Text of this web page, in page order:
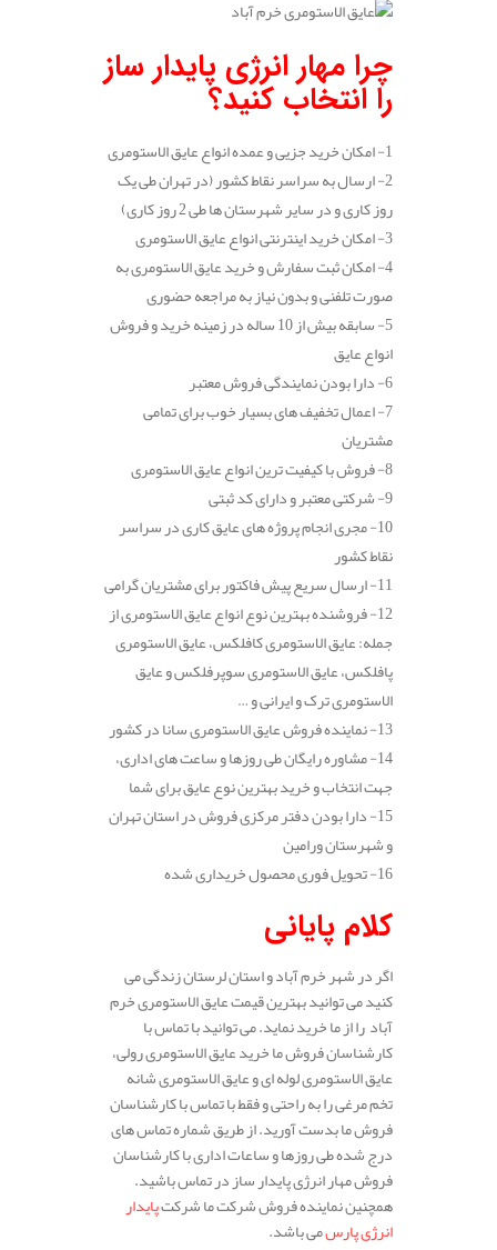
چرا مهار انرژی پایدار ساز
را انتخاب کنید؟
1- امکان خرید جزیی و عمده انواع عایق الاستومری
2- ارسال به سراسر نقاط کشور (در تهران طی یک
روز کاری و در سایر شهرستان ها طی 2 روز کاری)
3- امکان خرید اینترنتی انواع عایق الاستومری
4- امکان ثبت سفارش و خرید عایق الاستومری به
صورت تلفنی و بدون نیاز به مراجعه حضوری
5- سابقه بیش از 10 ساله در زمینه خرید و فروش
انواع عایق
6- دارا بودن نمایندگی فروش معتبر
7- اعمال تخفیف های بسیار خوب برای تمامی
مشتریان
8- فروش با کیفیت ترین انواع عایق الاستومری
9- شرکتی معتبر و دارای کد ثبتی
10- مجری انجام پروژه های عایق کاری در سراسر
نقاط کشور
11- ارسال سریع پیش فاکتور برای مشتریان گرامی
12- فروشنده بهترین نوع انواع عایق الاستومری از
جمله: عایق الاستومری کافلکس، عایق الاستومری
پافلکس، عایق الاستومری سوپرفلکس و عایق
الاستومری ترک و ایرانی و …
13- نماینده فروش عایق الاستومری سانا در کشور
14- مشاوره رایگان طی روزها و ساعت های اداری،
جهت انتخاب و خرید بهترین نوع عایق برای شما
15- دارا بودن دفتر مرکزی فروش در استان تهران
و شهرستان ورامین
16- تحویل فوری محصول خریداری شده
کلام پایانی
اگر در شهر خرم آباد و استان لرستان زندگی می
کنید می توانید بهترین قیمت عایق الاستومری خرم
آباد را از ما خرید نماید. می توانید با تماس با
کارشناسان فروش ما خرید عایق الاستومری رولی،
عایق الاستومری لوله ای و عایق الاستومری شانه
تخم مرغی را به راحتی و فقط با تماس با کارشناسان
فروش ما بدست آورید. از طریق شماره تماس های
درج شده طی روزها و ساعات اداری با کارشناسان
فروش مهار انرژی پایدار ساز در تماس باشید.
همچنین نماینده فروش شرکت ما شرکتپایدار
انرژی پارسمی باشد.